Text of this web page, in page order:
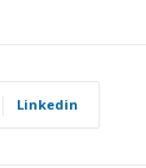
Linkedin